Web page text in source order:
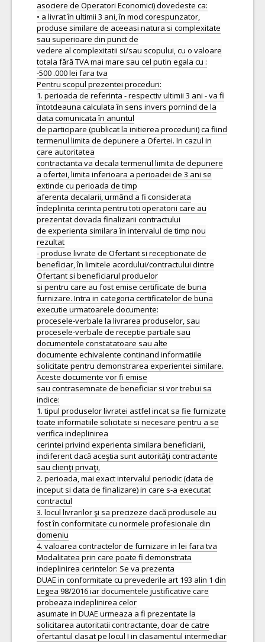
asociere de Operatori Economici) dovedeste ca:
• a livrat în ultimii 3 ani, în mod corespunzator,
produse similare de aceeasi natura si complexitate
sau superioare din punct de
vedere al complexitatii si/sau scopului, cu o valoare
totala fără TVA mai mare sau cel putin egala cu :
-500 .000 lei fara tva
Pentru scopul prezentei proceduri:
1. perioada de referinta - respectiv ultimii 3 ani - va fi
întotdeauna calculata în sens invers pornind de la
data comunicata în anuntul
de participare (publicat la initierea procedurii) ca fiind
termenul limita de depunere a Ofertei. In cazul in
care autoritatea
contractanta va decala termenul limita de depunere
a ofertei, limita inferioara a perioadei de 3 ani se
extinde cu perioada de timp
aferenta decalarii, urmând a fi considerata
îndeplinita cerinta pentru toti operatorii care au
prezentat dovada finalizarii contractului
de experienta similara în intervalul de timp nou
rezultat
- produse livrate de Ofertant si receptionate de
beneficiar, în limitele acordului/contractului dintre
Ofertant si beneficiarul produelor
si pentru care au fost emise certificate de buna
furnizare. Intra in categoria certificatelor de buna
executie urmatoarele documente:
procesele-verbale la livrarea produselor, sau
procesele-verbale de receptie partiale sau
documentele constatatoare sau alte
documente echivalente continand informatiile
solicitate pentru demonstrarea experientei similare.
Aceste documente vor fi emise
sau contrasemnate de beneficiar si vor trebui sa
indice:
1. tipul produselor livratei astfel incat sa fie furnizate
toate informatiile solicitate si necesare pentru a se
verifica indeplinirea
cerintei privind experienta similara beneficiarii,
indiferent dacă aceştia sunt autorităţi contractante
sau clienţi privaţi,
2. perioada, mai exact intervalul periodic (data de
inceput si data de finalizare) in care s-a executat
contractul
3. locul livrarilor şi sa precizeze dacă produsele au
fost în conformitate cu normele profesionale din
domeniu
4. valoarea contractelor de furnizare in lei fara tva
Modalitatea prin care poate fi demonstrata
indeplinirea cerintelor: Se va prezenta
DUAE in conformitate cu prevederile art 193 alin 1 din
Legea 98/2016 iar documentele justificative care
probeaza indeplinirea celor
asumate in DUAE urmeaza a fi prezentate la
solicitarea autoritatii contractante, doar de catre
ofertantul clasat pe locul I in clasamentul intermediar